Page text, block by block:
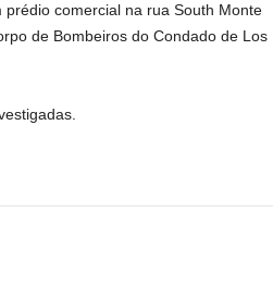
comercial na rua South Monte
de Bombeiros do Condado de Los